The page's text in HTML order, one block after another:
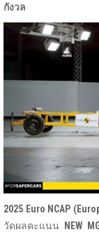
กังวล
2025 Euro NCAP
วัดผลคะแนน
NEW